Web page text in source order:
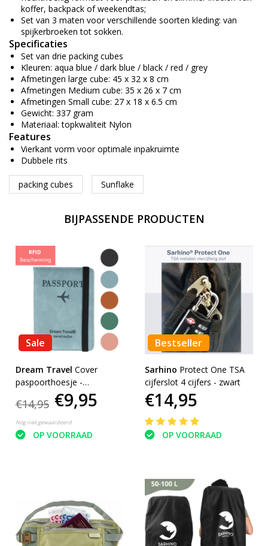
koffer, backpack of weekendtas;
Set van 3 maten voor verschillende soorten kleding: van
spijkerbroeken tot sokken.
Specificaties
Set van drie packing cubes
Kleuren: aqua blue / dark blue / black / red / grey
Afmetingen large cube: 45 x 32 x 8 cm
Afmetingen Medium cube: 35 x 26 x 7 cm
Afmetingen Small cube: 27 x 18 x 6.5 cm
Gewicht: 337 gram
Materiaal: topkwaliteit Nylon
Features
Vierkant vorm voor optimale inpakruimte
Dubbele rits
packing cubes Sunflake
BIJPASSENDE PRODUCTEN
Sale
Dream Travel Cover
paspoorthoesje -
reisportemonnee
€14,95 €9,95
Nog niet gewaardeerd
OP VOORRAAD
Bestseller
Sarhino Protect One TSA
cijferslot 4 cijfers - zwart
€14,95
OP VOORRAAD